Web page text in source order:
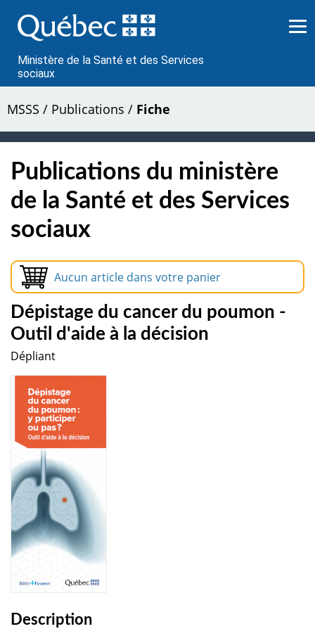
au
contenu
Ministère de la Santé et des Services
sociaux
MSSS / Publications / Fiche
Publications du ministère
de la Santé et des Services
sociaux
Aucun article dans votre panier
Dépistage du cancer du poumon -
Outil d'aide à la décision
Dépliant
Description